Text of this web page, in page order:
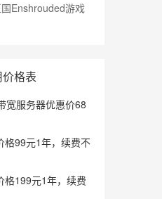
国Enshrouded游戏
格表
宽服务器优惠价68
格99元1年，续费不
格199元1年，续费